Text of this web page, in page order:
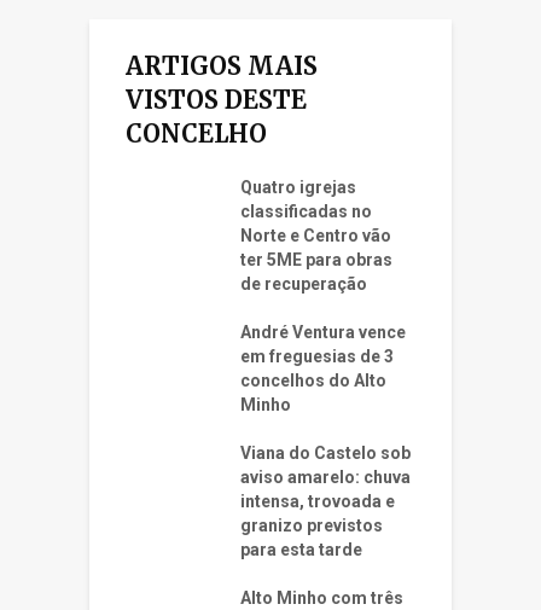
ARTIGOS MAIS
VISTOS DESTE
CONCELHO
Quatro igrejas
classificadas no
Norte e Centro vão
ter 5ME para obras
de recuperação
André Ventura vence
em freguesias de 3
concelhos do Alto
Minho
Viana do Castelo sob
aviso amarelo: chuva
intensa, trovoada e
granizo previstos
para esta tarde
Alto Minho com três